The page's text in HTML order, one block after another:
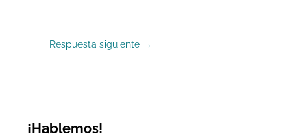
Respuesta siguiente →
¡Hablemos!